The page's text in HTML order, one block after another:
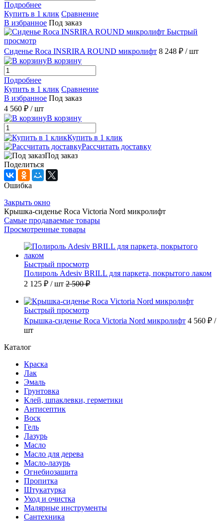
Подробнее
Купить в 1 клик Сравнение
В избранное Под заказ
Быстрый
просмотр
Сиденье Roca INSRIRA ROUND микролифт 8 248 ₽ / шт
В корзину
Подробнее
Купить в 1 клик Сравнение
В избранное Под заказ
4 560 ₽ / шт
В корзину
Купить в 1 клик
Рассчитать доставку
Под заказ
Поделиться
Ошибка
Закрыть окно
Крышка-сиденье Roca Victoria Nord микролифт
Самые продаваемые товары
Просмотренные товары
Быстрый просмотр
Полироль Adesiv BRILL для паркета, покрытого лаком
2 125 ₽ / шт 2 500 ₽
Быстрый просмотр
Крышка-сиденье Roca Victoria Nord микролифт 4 560 ₽ /
шт
Каталог
Краска
Лак
Эмаль
Грунтовка
Клей, шпаклевки, герметики
Антисептик
Воск
Гель
Лазурь
Масло
Масло для дерева
Масло-лазурь
Огнебиозащита
Пропитка
Штукатурка
Уход и очистка
Малярные инструменты
Сантехника